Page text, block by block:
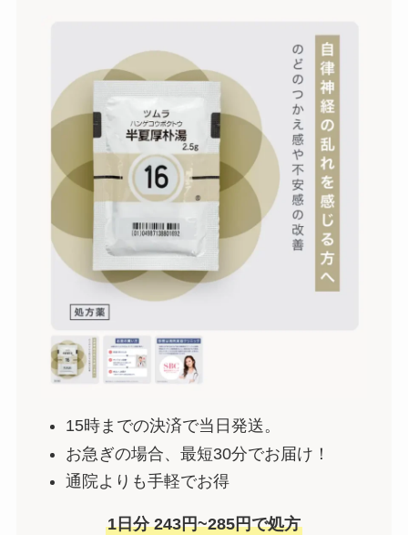
15時までの決済で当日発送。
お急ぎの場合、最短30分でお届け！
通院よりも手軽でお得
1日分 243円~285円で処方